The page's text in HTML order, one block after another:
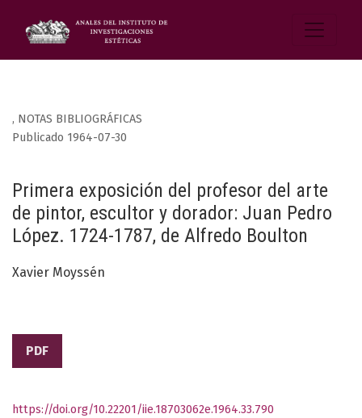
, NOTAS BIBLIOGRÁFICAS
Primera exposición del profesor del arte
de pintor, escultor y dorador: Juan Pedro
López. 1724-1787, de Alfredo Boulton
Publicado 1964-07-30
Xavier Moyssén
PDF
https://doi.org/10.22201/iie.18703062e.1964.33.790